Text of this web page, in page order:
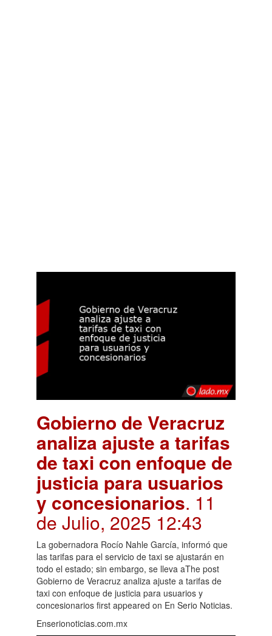
Gobierno de Veracruz
analiza ajuste a tarifas
de taxi con enfoque de
justicia para usuarios
y concesionarios. 11
de Julio, 2025 12:43
La gobernadora Rocío Nahle García, informó que
las tarifas para el servicio de taxi se ajustarán en
todo el estado; sin embargo, se lleva aThe post
Gobierno de Veracruz analiza ajuste a tarifas de
taxi con enfoque de justicia para usuarios y
concesionarios first appeared on En Serio Noticias.
Enserionoticias.com.mx